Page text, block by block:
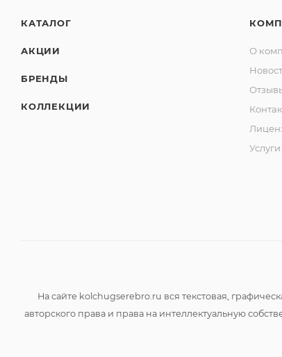
КАТАЛОГ
АКЦИИ
БРЕНДЫ
КОЛЛЕКЦИИ
О
Услуги
На сайте kolchugserebro.ru вся текстовая,
авторского права и права на интеллектуальную